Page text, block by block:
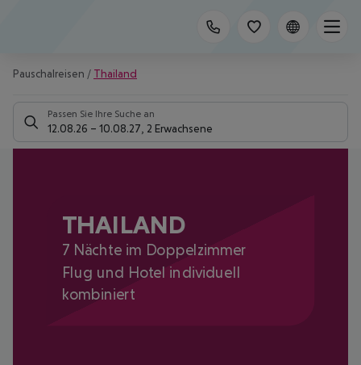
Pauschalreisen / Thailand
Passen Sie Ihre Suche an
12.08.26 – 10.08.27 2 Erwachsene
THAILAND
7 Nächte im Doppelzimmer
Flug und Hotel individuell
kombiniert